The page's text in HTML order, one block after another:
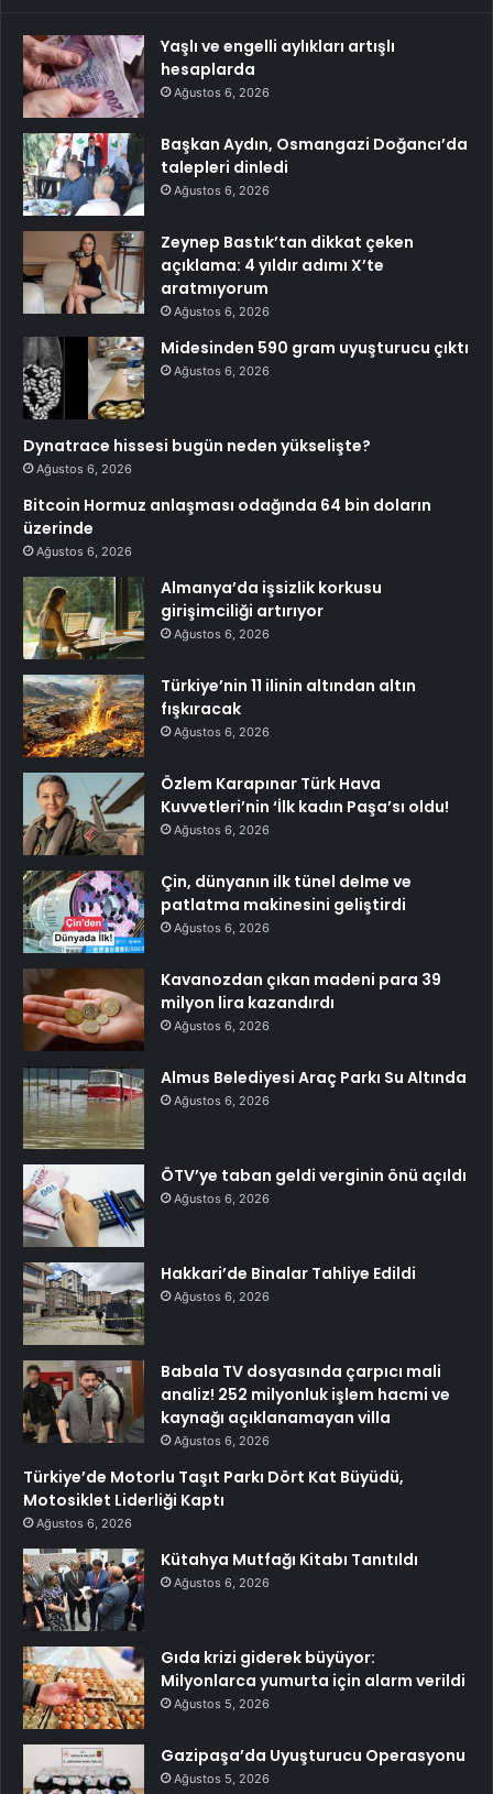
Yaşlı ve engelli aylıkları artışlı
hesaplarda
Ağustos 6, 2026
Başkan Aydın, Osmangazi Doğancı’da
talepleri dinledi
Ağustos 6, 2026
Zeynep Bastık’tan dikkat çeken
açıklama: 4 yıldır adımı X’te
aratmıyorum
Ağustos 6, 2026
Midesinden 590 gram uyuşturucu çıktı
Ağustos 6, 2026
Dynatrace hissesi bugün neden yükselişte?
Ağustos 6, 2026
Bitcoin Hormuz anlaşması odağında 64 bin doların
üzerinde
Ağustos 6, 2026
Almanya’da işsizlik korkusu
girişimciliği artırıyor
Ağustos 6, 2026
Türkiye’nin 11 ilinin altından altın
fışkıracak
Ağustos 6, 2026
Özlem Karapınar Türk Hava
Kuvvetleri’nin ‘İlk kadın Paşa’sı oldu!
Ağustos 6, 2026
Çin, dünyanın ilk tünel delme ve
patlatma makinesini geliştirdi
Ağustos 6, 2026
Kavanozdan çıkan madeni para 39
milyon lira kazandırdı
Ağustos 6, 2026
Almus Belediyesi Araç Parkı Su Altında
Ağustos 6, 2026
ÖTV’ye taban geldi verginin önü açıldı
Ağustos 6, 2026
Hakkari’de Binalar Tahliye Edildi
Ağustos 6, 2026
Babala TV dosyasında çarpıcı mali
analiz! 252 milyonluk işlem hacmi ve
kaynağı açıklanamayan villa
Ağustos 6, 2026
Türkiye’de Motorlu Taşıt Parkı Dört Kat Büyüdü,
Motosiklet Liderliği Kaptı
Ağustos 6, 2026
Kütahya Mutfağı Kitabı Tanıtıldı
Ağustos 6, 2026
Gıda krizi giderek büyüyor:
Milyonlarca yumurta için alarm verildi
Ağustos 5, 2026
Gazipaşa’da Uyuşturucu Operasyonu
Ağustos 5, 2026